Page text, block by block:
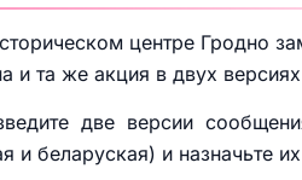
центре Гродно
и та же акция в двух
две версии
и беларуская) и назначьте